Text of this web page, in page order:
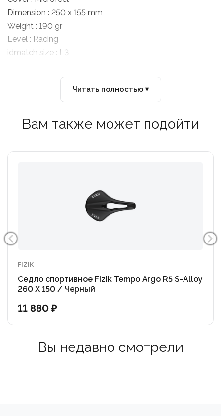
Dimension : 250 x 155 mm
Weight : 190 gr
Level : Racing
idmatch size : L3
Читать полностью ▾
Вам также может подойти
FIZIK
Седло спортивное Fizik Tempo Argo R5 S-Alloy
260 X 150 / Черный
11 880 ₽
Вы недавно смотрели